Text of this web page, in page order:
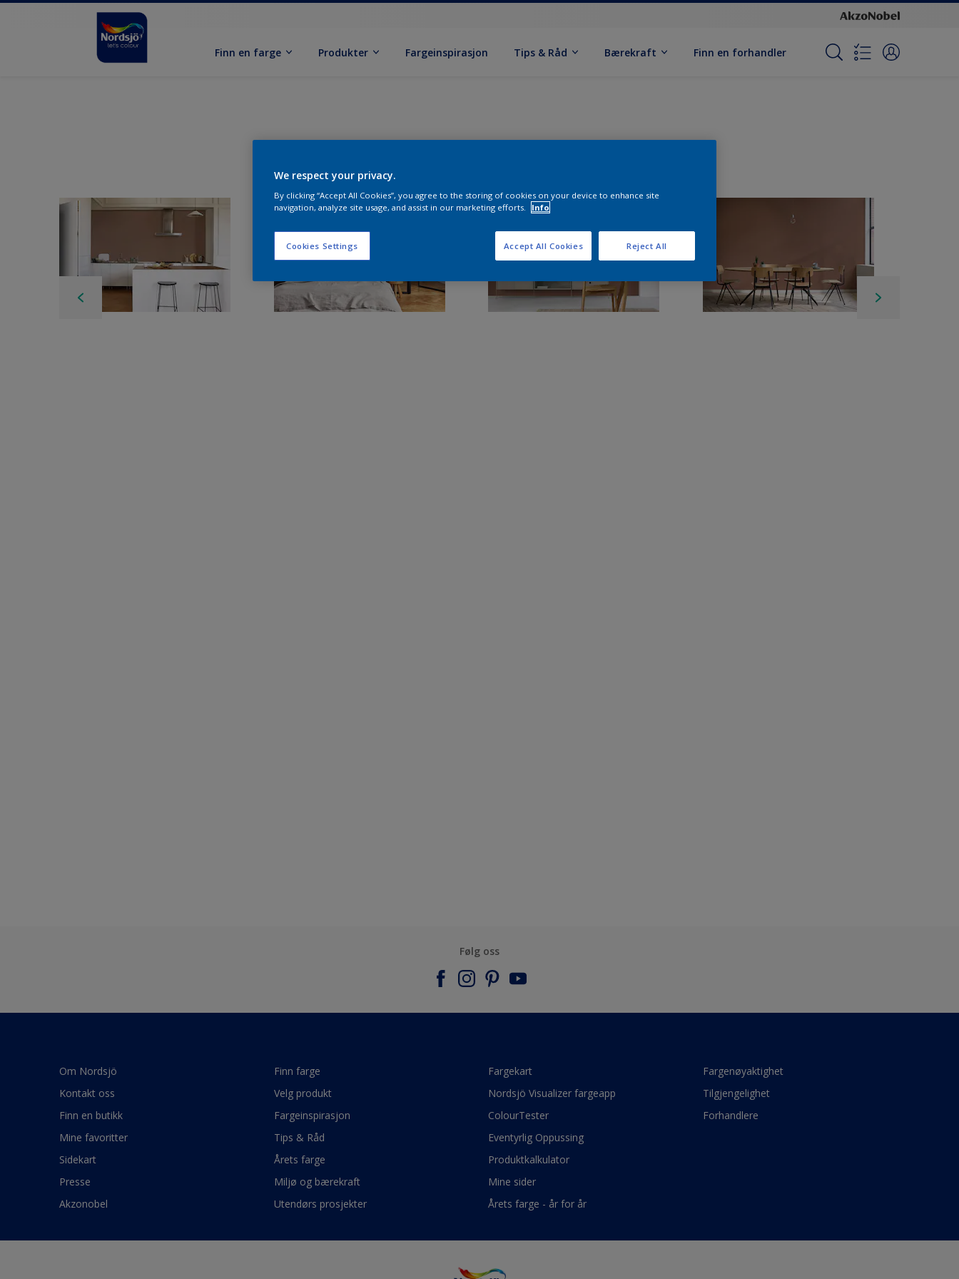
Finn en farge Produkter Fargeinspirasjon Tips & Råd Bærekraft Finn en forhandler
Følg oss
Om Nordsjö
Kontakt oss
Finn en butikk
Mine favoritter
Sidekart
Presse
Akzonobel
Finn farge
Velg produkt
Fargeinspirasjon
Tips & Råd
Årets farge
Miljø og bærekraft
Utendørs prosjekter
Fargekart
Nordsjö Visualizer fargeapp
ColourTester
Eventyrlig Oppussing
Produktkalkulator
Mine sider
Årets farge - år for år
Fargenøyaktighet
Tilgjengelighet
Forhandlere
We respect your privacy.
By clicking “Accept All Cookies”, you agree to the storing of cookies on your device to enhance site
navigation, analyze site usage, and assist in our marketing efforts.
Info
Cookies Settings Reject All
Accept All Cookies